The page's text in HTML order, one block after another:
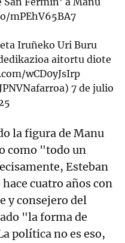
mPEhV65BA7
Iruñeko Uri Buru
aitortu diote
wCD0yJsIrp
7 de julio
la figura de Manu
como "todo un
Esteban
cuatro años con
y consejero del
"la forma de
política no es eso,